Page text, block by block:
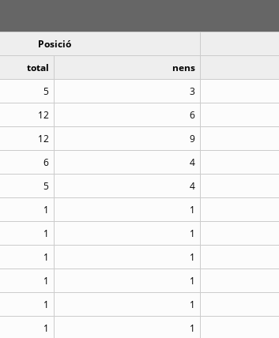
Posició
total nens
5 3
12 6
12 9
6 4
5 4
1 1
1 1
1 1
1 1
1 1
1 1